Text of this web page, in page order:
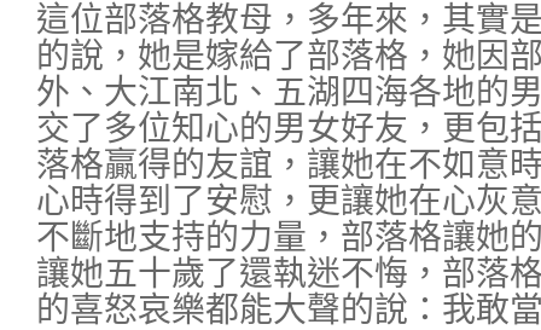
這位部落格教母，多年來，其實
的說，她是嫁給了部落格，她因
外、大江南北、五湖四海各地的
交了多位知心的男女好友，更包
落格贏得的友誼，讓她在不如意
心時得到了安慰，更讓她在心灰
不斷地支持的力量，部落格讓她
讓她五十歲了還執迷不悔，部落
的喜怒哀樂都能大聲的說：我敢